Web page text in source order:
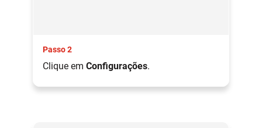
Passo 2
Clique em Configurações.